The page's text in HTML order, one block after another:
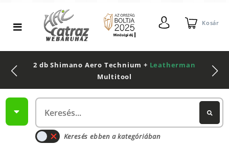
Kosár
2 db Shimano Aero Technium + Leatherman
Multitool
Keresés ebben a kategóriában